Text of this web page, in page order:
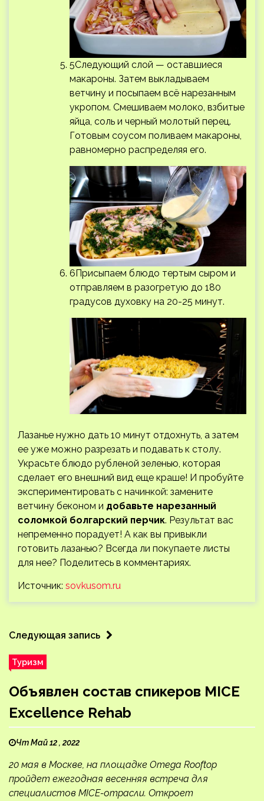
5Следующий слой — оставшиеся
макароны. Затем выкладываем
ветчину и посыпаем всё нарезанным
укропом. Смешиваем молоко, взбитые
яйца, соль и черный молотый перец.
Готовым соусом поливаем макароны,
равномерно распределяя его.
6Присыпаем блюдо тертым сыром и
отправляем в разогретую до 180
градусов духовку на 20-25 минут.
Лазанье нужно дать 10 минут отдохнуть, а затем
ее уже можно разрезать и подавать к столу.
Украсьте блюдо рубленой зеленью, которая
сделает его внешний вид еще краше! И пробуйте
экспериментировать с начинкой: замените
ветчину беконом и добавьте нарезанный
соломкой болгарский перчик. Результат вас
непременно порадует! А как вы привыкли
готовить лазанью? Всегда ли покупаете листы
для нее? Поделитесь в комментариях.
Источник: sovkusom.ru
Следующая запись
Туризм
Объявлен состав спикеров MICE
Excellence Rehab
Чт Май 12 , 2022
20 мая в Москве, на площадке Omega Rooftop
пройдет ежегодная весенняя встреча для
специалистов MICE-отрасли. Откроет